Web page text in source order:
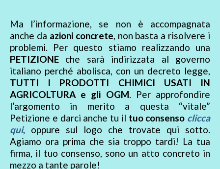
Ma l’informazione, se non è accompagnata
anche da azioni concrete, non basta a risolvere i
problemi. Per questo stiamo realizzando una
PETIZIONE che sarà indirizzata al governo
italiano perché abolisca, con un decreto legge,
TUTTI I PRODOTTI CHIMICI USATI IN
AGRICOLTURA e gli OGM. Per approfondire
l’argomento in merito a questa “vitale”
Petizione e darci anche tu il tuo consenso clicca
qui, oppure sul logo che trovate qui sotto.
Agiamo ora prima che sia troppo tardi! La tua
firma, il tuo consenso, sono un atto concreto in
mezzo a tante parole!